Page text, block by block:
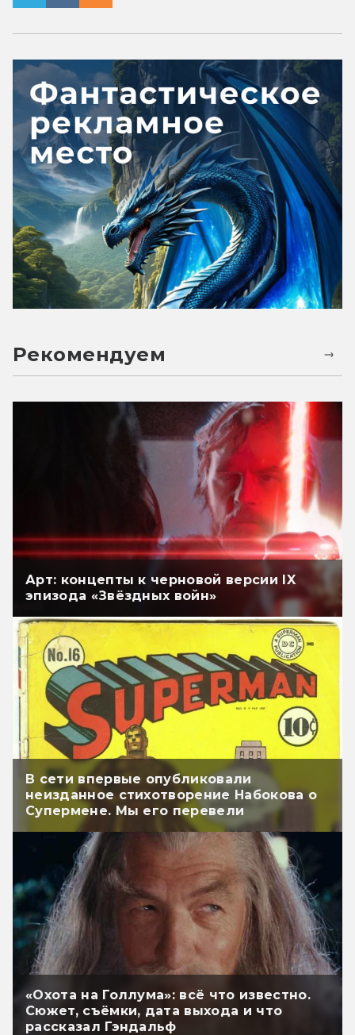
Рекомендуем
Арт: концепты к черновой версии IX
эпизода «Звёздных войн»
В сети впервые опубликовали
неизданное стихотворение Набокова о
Супермене. Мы его перевели
«Охота на Голлума»: всё что известно.
Сюжет, съёмки, дата выхода и что
рассказал Гэндальф